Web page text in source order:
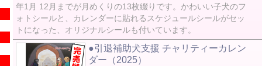
年1月 12月までが月めくりの13枚綴りです。かわいい子犬のフ
ォトシールと、カレンダーに貼れるスケジュールシールがセッ
トになった、オリジナルシールも付いています。
●引退補助犬支援 チャリティーカレン
ダー（2025）